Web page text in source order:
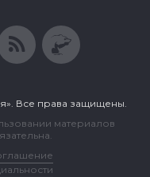
Все права защищены.
материалов